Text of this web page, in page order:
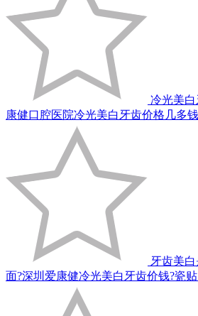
冷光美
康健口腔医院冷光美白牙齿价格几多
牙齿美
面?深圳爱康健冷光美白牙齿价钱?瓷